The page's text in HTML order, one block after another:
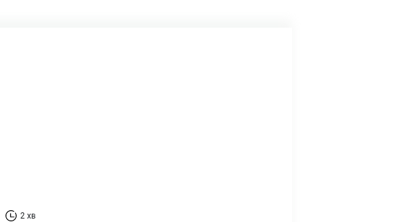
2 хв